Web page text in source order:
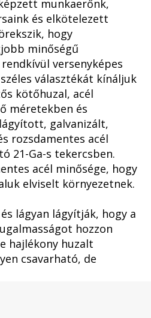
munkaerőnk,
és elkötelezett
hogy
minőségű
versenyképes
választékát kínáljuk
kötőhuzal, acél
méretekben és
galvanizált,
rozsdamentes acél
21-Ga-s tekercsben.
acél minősége, hogy
elviselt környezetnek.
lágyan lágyítják, hogy a
hozzon
hajlékony huzalt
csavarható, de